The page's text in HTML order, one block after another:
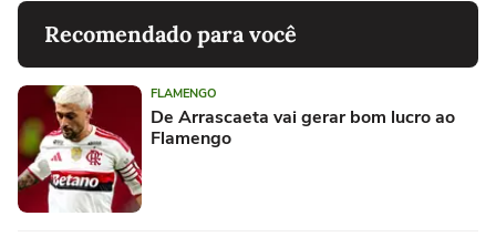
Recomendado para você
FLAMENGO
De Arrascaeta vai gerar bom lucro ao
Flamengo